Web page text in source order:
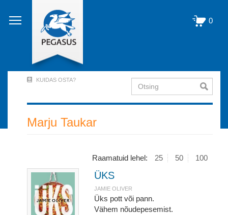
edasi
põhisisu
0
Account
Menu
KUIDAS OSTA? Otsing
Marju Taukar
Raamatuid lehel: 25 50 100
ÜKS
JAMIE OLIVER
Üks pott või pann.
Vähem nõudepesemist.